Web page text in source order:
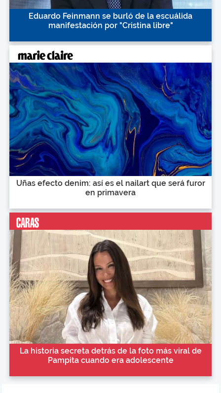
Eduardo Feinmann se burló de la escuálida
manifestación por "Cristina libre"
Uñas efecto denim: así es el nailart que será furor
en primavera
La historia secreta detrás de la foto más viral de
Pampita cuando era adolescente